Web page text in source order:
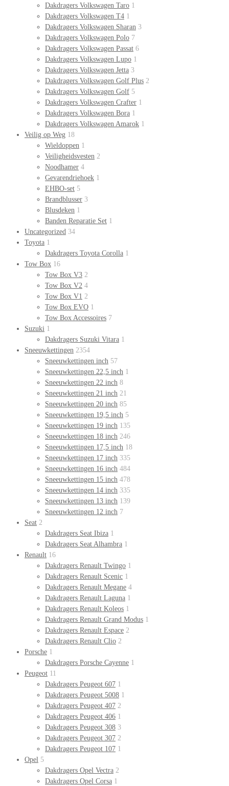
Dakdragers Volkswagen Taro 1
Dakdragers Volkswagen T4 1
Dakdragers Volkswagen Sharan 3
Dakdragers Volkswagen Polo 7
Dakdragers Volkswagen Passat 6
Dakdragers Volkswagen Lupo 1
Dakdragers Volkswagen Jetta 3
Dakdragers Volkswagen Golf Plus 2
Dakdragers Volkswagen Golf 5
Dakdragers Volkswagen Crafter 1
Dakdragers Volkswagen Bora 1
Dakdragers Volkswagen Amarok 1
Veilig op Weg 18
Wieldoppen 1
Veiligheidsvesten 2
Noodhamer 4
Gevarendriehoek 1
EHBO-set 5
Brandblusser 3
Blusdeken 1
Banden Reparatie Set 1
Uncategorized 34
Toyota 1
Dakdragers Toyota Corolla 1
Tow Box 16
Tow Box V3 2
Tow Box V2 4
Tow Box V1 2
Tow Box EVO 1
Tow Box Accessoires 7
Suzuki 1
Dakdragers Suzuki Vitara 1
Sneeuwkettingen 2354
Sneeuwkettingen inch 57
Sneeuwkettingen 22,5 inch 1
Sneeuwkettingen 22 inch 8
Sneeuwkettingen 21 inch 21
Sneeuwkettingen 20 inch 85
Sneeuwkettingen 19,5 inch 5
Sneeuwkettingen 19 inch 135
Sneeuwkettingen 18 inch 246
Sneeuwkettingen 17,5 inch 18
Sneeuwkettingen 17 inch 335
Sneeuwkettingen 16 inch 484
Sneeuwkettingen 15 inch 478
Sneeuwkettingen 14 inch 335
Sneeuwkettingen 13 inch 139
Sneeuwkettingen 12 inch 7
Seat 2
Dakdragers Seat Ibiza 1
Dakdragers Seat Alhambra 1
Renault 16
Dakdragers Renault Twingo 1
Dakdragers Renault Scenic 1
Dakdragers Renault Megane 4
Dakdragers Renault Laguna 1
Dakdragers Renault Koleos 1
Dakdragers Renault Grand Modus 1
Dakdragers Renault Espace 2
Dakdragers Renault Clio 2
Porsche 1
Dakdragers Porsche Cayenne 1
Peugeot 11
Dakdragers Peugeot 607 1
Dakdragers Peugeot 5008 1
Dakdragers Peugeot 407 2
Dakdragers Peugeot 406 1
Dakdragers Peugeot 308 3
Dakdragers Peugeot 307 2
Dakdragers Peugeot 107 1
Opel 5
Dakdragers Opel Vectra 2
Dakdragers Opel Corsa 1